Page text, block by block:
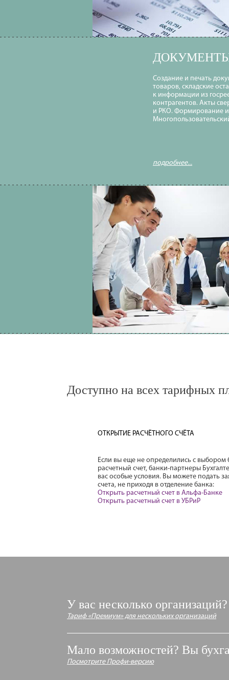
Создание и печать
товаров, складские
к информации из
контрагентов. Акты
и РКО. Формирование и
подробнее...
Доступно на всех тарифных
ОТКРЫТИЕ РАСЧЁТНОГО СЧЁТА
Если вы еще не определились с выбором
расчетный счет, банки-партнеры
вас особые условия. Вы можете подать
счета, не приходя в отделение банка:
Открыть расчетный счет в Альфа-Банке
Открыть расчетный счет в УБРиР
У вас несколько организаций?
Тариф «Премиум» для нескольких организаций
Мало возможностей? Вы
Посмотрите Профи-версию